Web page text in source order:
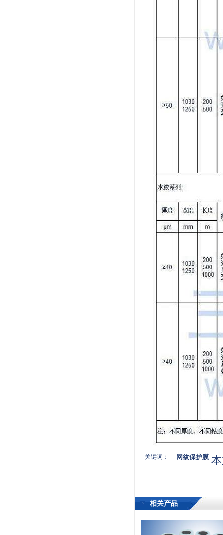
关键词： 网纹保护膜
相关产品